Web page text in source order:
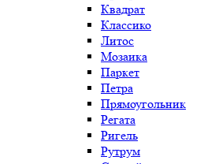
Квадрат
Классико
Литос
Мозаика
Паркет
Петра
Прямоугольник
Регата
Ригель
Рутрум